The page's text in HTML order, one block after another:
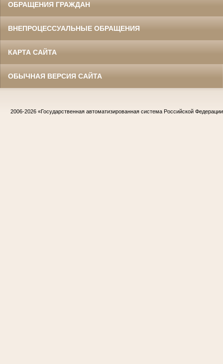
ОБРАЩЕНИЯ ГРАЖДАН
ВНЕПРОЦЕССУАЛЬНЫЕ ОБРАЩЕНИЯ
КАРТА САЙТА
ОБЫЧНАЯ ВЕРСИЯ САЙТА
2006-2026 «Государственная автоматизированная система Российской